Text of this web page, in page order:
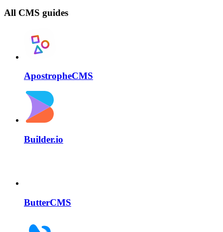
All CMS guides
ApostropheCMS
Builder.io
ButterCMS